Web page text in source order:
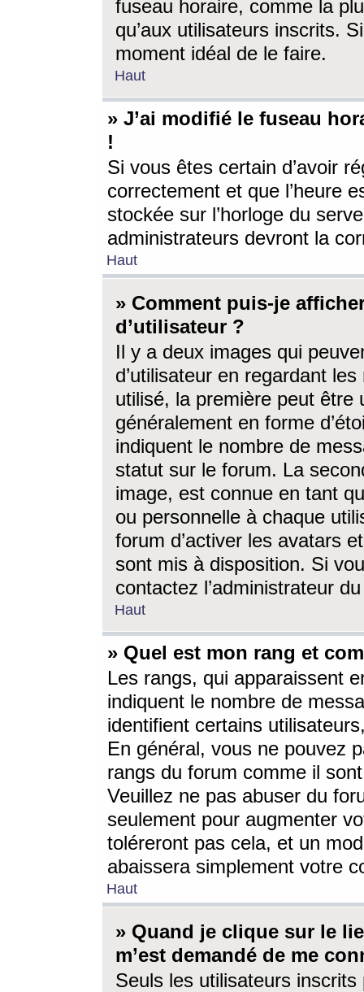
fuseau horaire, comme la
qu’aux utilisateurs inscrits.
moment idéal de le faire.
Haut
» J’ai modifié le fuseau
!
Si vous êtes certain d’avoir
correctement et que l’heure
stockée sur l’horloge du
administrateurs devront la
Haut
» Comment puis-je
d’utilisateur ?
Il y a deux images qui
d’utilisateur en regardant
utilisé, la première peut être
généralement en forme
indiquent le nombre de
statut sur le forum. La
image, est connue en tant
ou personnelle à chaque
forum d’activer les avatars
sont mis à disposition. Si
contactez l’administrateur
Haut
» Quel est mon rang et
Les rangs, qui apparaissent
indiquent le nombre de
identifient certains
En général, vous ne pouvez
rangs du forum comme il
Veuillez ne pas abuser du
seulement pour augmenter
toléreront pas cela, et un
abaissera simplement votre
Haut
» Quand je clique sur le
m’est demandé de me
Seuls les utilisateurs